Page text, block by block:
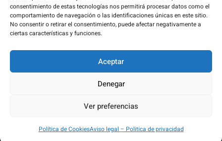
consentimiento de estas tecnologías nos permitirá procesar datos como el
comportamiento de navegación o las identificaciones únicas en este sitio.
No consentir o retirar el consentimiento, puede afectar negativamente a
ciertas características y funciones.
Aceptar
Denegar
Ver preferencias
Política de CookiesAviso legal – Politica de privacidad
Aviso legal – Politica de privacidad
Política de Cookies
© WITEKLAB SL | Developed by nicnac&pimpamvisual